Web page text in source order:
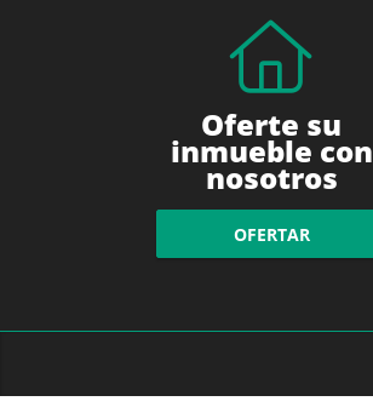
Oferte su
inmueble con
nosotros
OFERTAR